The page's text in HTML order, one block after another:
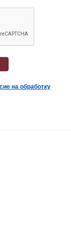
на обработку